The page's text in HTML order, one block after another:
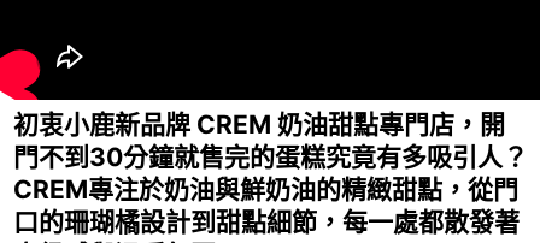
初衷小鹿新品牌 CREM 奶油甜點專門店，開
門不到30分鐘就售完的蛋糕究竟有多吸引人？
CREM專注於奶油與鮮奶油的精緻甜點，從門
口的珊瑚橘設計到甜點細節，每一處都散發著